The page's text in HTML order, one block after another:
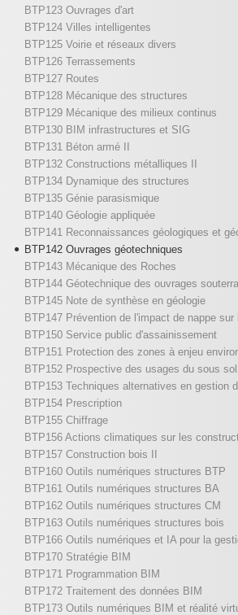
BTP123 Ouvrages d'art
BTP124 Villes intelligentes
BTP125 Voirie et réseaux divers
BTP126 Terrassements
BTP127 Routes
BTP128 Mécanique des structures
BTP129 Mécanique des milieux continus
BTP130 BIM infrastructures et SIG
BTP131 Béton armé II
BTP132 Constructions métalliques II
BTP134 Dynamique des structures
BTP135 Génie parasismique
BTP140 Géologie appliquée
BTP141 Reconnaissances géologiques et
BTP142 Ouvrages géotechniques
BTP143 Mécanique des Roches
BTP144 Géotechnique des ouvrages
BTP145 Note de synthèse en géologie
BTP147 Prévention de l'impact de nappe sur
BTP150 Service public d'assainissement
BTP151 Protection des zones à enjeu
BTP152 Prospective des usages du sous sol
BTP153 Techniques alternatives en gestion
BTP154 Prescription
BTP155 Chiffrage
BTP156 Actions climatiques sur les
BTP157 Construction bois II
BTP160 Outils numériques structures BTP
BTP161 Outils numériques structures BA
BTP162 Outils numériques structures CM
BTP163 Outils numériques structures bois
BTP166 Outils numériques et IA pour la
BTP170 Stratégie BIM
BTP171 Programmation BIM
BTP172 Traitement des données BIM
BTP173 Outils numériques BIM et réalité